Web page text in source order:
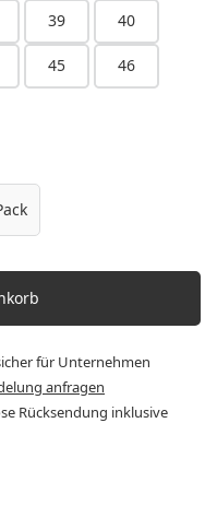
39 40
45 46
gewünschten
für Unternehmen
anfragen
Rücksendung inklusive